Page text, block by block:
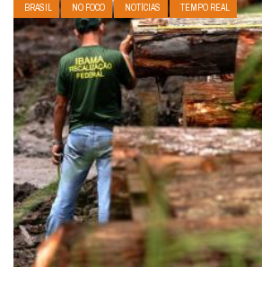
BRASIL NO FOCO NOTÍCIAS TEMPO REAL